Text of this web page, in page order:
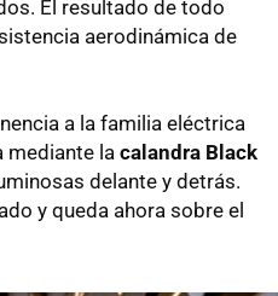
El resultado de todo
aerodinámica de
a la familia eléctrica
mediante la calandra Black
delante y detrás.
y queda ahora sobre el